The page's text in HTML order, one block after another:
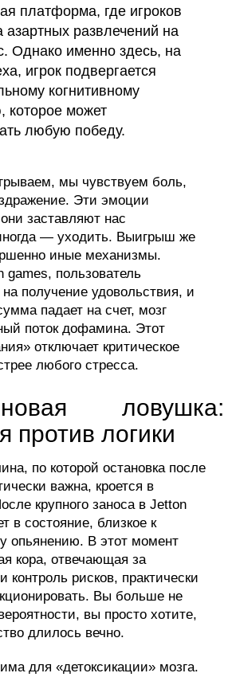
платформа, где игроков
азартных развлечений на
Однако именно здесь, на
игрок подвергается
когнитивному
которое может
любую победу.
мы чувствуем боль,
Эти эмоции
заставляют нас
— уходить. Выигрыш же
иные механизмы.
games, пользователь
на получение удовольствия, и
падает на счет, мозг
поток дофамина. Этот
отключает критическое
любого стресса.
ловушка:
против логики
по которой остановка после
важна, кроется в
крупного заноса в Jetton
в состояние, близкое к
опьянению. В этот момент
кора, отвечающая за
контроль рисков, практически
Вы больше не
вы просто хотите,
длилось вечно.
для «детоксикации» мозга.